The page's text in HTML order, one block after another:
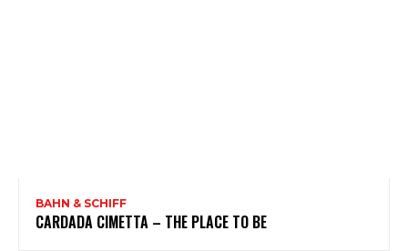
BAHN & SCHIFF
CARDADA CIMETTA – THE PLACE TO BE